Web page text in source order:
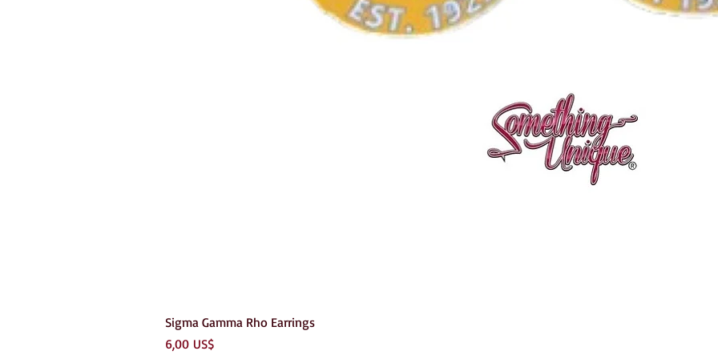
Sigma Gamma Rho Earrings
Precio
6,00 US$